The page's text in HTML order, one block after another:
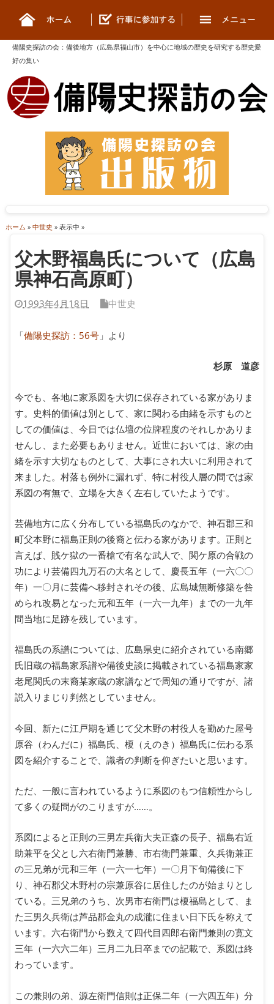
備陽史探訪の会 ： 備後地方（広島県福山市）を中心に地域の歴史を研究する歴史愛
好の集い
ホーム » 中世史 » 表示中 »
父木野福島氏について（広島
県神石高原町）
1993年4月18日 中世史
「備陽史探訪：56号 」より
杉原 道彦
今でも、各地に家系図を大切に保存されている家がありま
す。史料的価値は別として、家に関わる由緒を示すものと
しての価値は、今日では仏壇の位牌程度のそれしかありま
せんし、また必要もありません。近世においては、家の由
緒を示す大切なものとして、大事にされ大いに利用されて
来ました。村落も例外に漏れず、特に村役人層の間では家
系図の有無で、立場を大きく左右していたようです。
芸備地方に広く分布している福島氏のなかで、神石郡三和
町父本野に福島正則の後裔と伝わる家があります。正則と
言えば、賎ケ獄の一番槍で有名な武人で、関ケ原の合戦の
功により芸備四九万石の大名として、慶長五年（一六〇〇
年）一〇月に芸備へ移封されその後、広島城無断修築を咎
められ改易となった元和五年（一六一九年）までの一九年
間当地に足跡を残しています。
福島氏の系譜については、広島県史に紹介されている南郷
氏旧蔵の福島家系譜や備後史談に掲載されている福島家家
老尾関氏の末裔某家蔵の家譜などで周知の通りですが、諸
説入りまじり判然としていません。
今回、新たに江戸期を通じて父木野の村役人を勤めた屋号
原谷（わんだに）福島氏、榎（えのき）福島氏に伝わる系
図を紹介することで、識者の判断を仰ぎたいと思います。
ただ、一般に言われているように系図のもつ信頼性からし
て多くの疑問がのこりますが……。
系図によると正則の三男左兵衛大夫正森の長子、福島右近
助兼平を父とし六右衛門兼勝、市右衛門兼重、久兵衛兼正
の三兄弟が元和三年（一六一七年）一〇月下旬備後に下
り、神石郡父木野村の宗兼原谷に居住したのが始まりとし
ている。三兄弟のうち、次男市右衛門は榎福島として、ま
た三男久兵衛は芦品郡金丸の成瀧に住まい日下氏を称えて
います。六右衛門から数えて四代目四郎右衛門兼則の寛文
三年（一六六二年）三月二九日卒までの記載で、系図は終
わっています。
この兼則の弟、源左衛門信則は正保二年（一六四五年）分